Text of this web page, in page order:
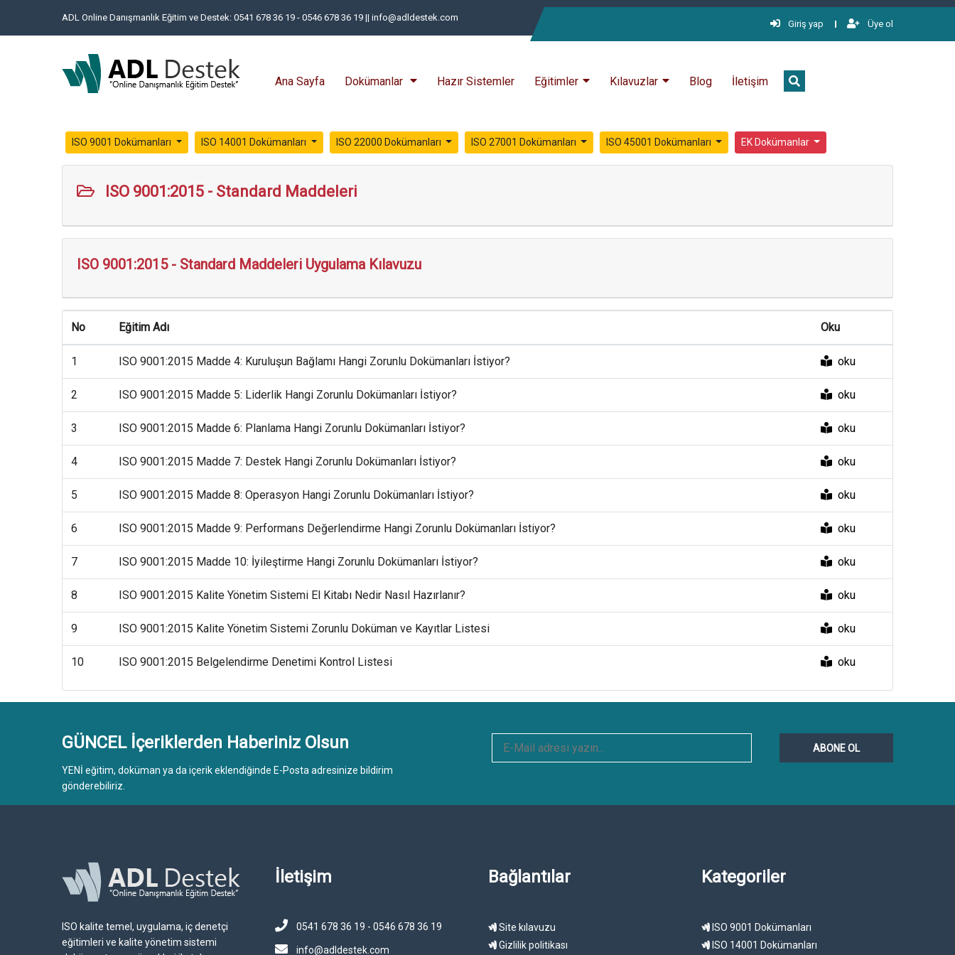
ADL Online Danışmanlık Eğitim ve Destek: 0541 678 36 19 - 0546 678 36 19 || info@adldestek.com
Giriş yap Üye ol
Ana Sayfa Dokümanlar Hazır Sistemler Eğitimler Kılavuzlar Blog İletişim
ISO 9001 Dokümanları ISO 14001 Dokümanları ISO 22000 Dokümanları ISO 27001 Dokümanları ISO 45001 Dokümanları EK Dokümanlar
ISO 9001:2015 - Standard Maddeleri
ISO 9001:2015 - Standard Maddeleri Uygulama Kılavuzu
No Eğitim Adı Oku
1 ISO 9001:2015 Madde 4: Kuruluşun Bağlamı Hangi Zorunlu Dokümanları İstiyor? oku
2 ISO 9001:2015 Madde 5: Liderlik Hangi Zorunlu Dokümanları İstiyor? oku
3 ISO 9001:2015 Madde 6: Planlama Hangi Zorunlu Dokümanları İstiyor? oku
4 ISO 9001:2015 Madde 7: Destek Hangi Zorunlu Dokümanları İstiyor? oku
5 ISO 9001:2015 Madde 8: Operasyon Hangi Zorunlu Dokümanları İstiyor? oku
6 ISO 9001:2015 Madde 9: Performans Değerlendirme Hangi Zorunlu Dokümanları İstiyor? oku
7 ISO 9001:2015 Madde 10: İyileştirme Hangi Zorunlu Dokümanları İstiyor? oku
8 ISO 9001:2015 Kalite Yönetim Sistemi El Kitabı Nedir Nasıl Hazırlanır? oku
9 ISO 9001:2015 Kalite Yönetim Sistemi Zorunlu Doküman ve Kayıtlar Listesi oku
10 ISO 9001:2015 Belgelendirme Denetimi Kontrol Listesi oku
GÜNCEL İçeriklerden Haberiniz Olsun
YENİ eğitim, doküman ya da içerik eklendiğinde E-Posta adresinize bildirim
gönderebiliriz.
ABONE OL
ISO kalite temel, uygulama, iç denetçi
eğitimleri ve kalite yönetim sistemi
İletişim
0541 678 36 19 - 0546 678 36 19
info@adldestek.com
Bağlantılar
Site kılavuzu
Gizlilik politikası
Kategoriler
ISO 9001 Dokümanları
ISO 14001 Dokümanları